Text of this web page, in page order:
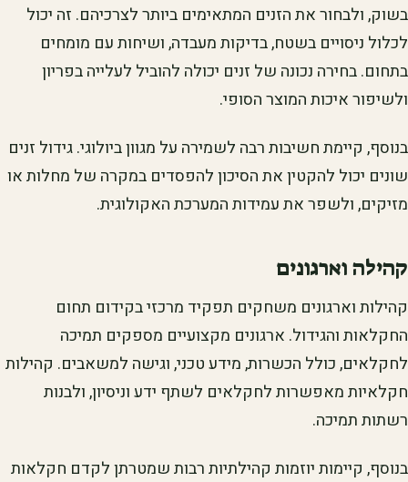
בשוק, ולבחור את הזנים המתאימים ביותר לצרכיהם. זה יכול
לכלול ניסויים בשטח, בדיקות מעבדה, ושיחות עם מומחים
בתחום. בחירה נכונה של זנים יכולה להוביל לעלייה בפריון
ולשיפור איכות המוצר הסופי.
בנוסף, קיימת חשיבות רבה לשמירה על מגוון ביולוגי. גידול זנים
שונים יכול להקטין את הסיכון להפסדים במקרה של מחלות או
מזיקים, ולשפר את עמידות המערכת האקולוגית.
קהילה וארגונים
קהילות וארגונים משחקים תפקיד מרכזי בקידום תחום
החקלאות והגידול. ארגונים מקצועיים מספקים תמיכה
לחקלאים, כולל הכשרות, מידע טכני, וגישה למשאבים. קהילות
חקלאיות מאפשרות לחקלאים לשתף ידע וניסיון, ולבנות
רשתות תמיכה.
בנוסף, קיימות יוזמות קהילתיות רבות שמטרתן לקדם חקלאות